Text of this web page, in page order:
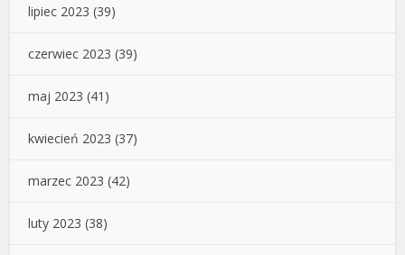
lipiec 2023 (39)
czerwiec 2023 (39)
maj 2023 (41)
kwiecień 2023 (37)
marzec 2023 (42)
luty 2023 (38)